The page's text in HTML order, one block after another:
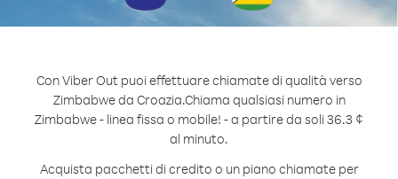
Con Viber Out puoi effettuare chiamate di qualità verso
Zimbabwe da Croazia.Chiama qualsiasi numero in
Zimbabwe - linea fissa o mobile! - a partire da soli 36.3 ¢
al minuto.
Acquista pacchetti di credito o un piano chiamate per